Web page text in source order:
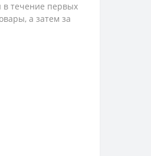
в течение первых
а затем за